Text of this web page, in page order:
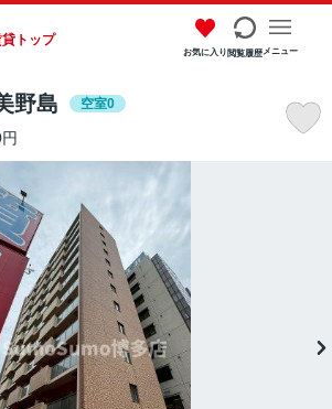
貸トップ
お気に入り閲覧履歴メニュー
野島 空室0